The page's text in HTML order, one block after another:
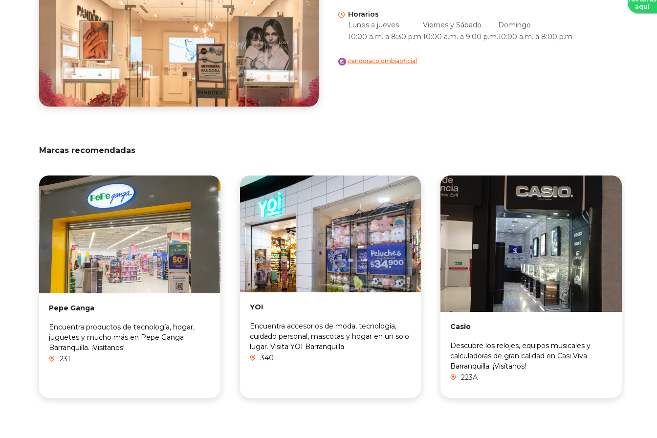
Horarios
Lunes a jueves
10:00 a.m. a 8:30 p.m.
Viernes y Sábado
10:00 a.m. a 9:00 p.m.
Domingo
10:00 a.m. a 8:00 p.m.
pandoracolombiaoficial
Marcas recomendadas
Pepe Ganga
Encuentra productos de tecnología, hogar,
juguetes y mucho más en Pepe Ganga
Barranquilla. ¡Visítanos!
231
YOI
Encuentra accesorios de moda, tecnología,
cuidado personal, mascotas y hogar en un solo
lugar. Visita YOI Barranquilla
340
Casio
Descubre los relojes, equipos musicales y
calculadoras de gran calidad en Casi Viva
Barranquilla. ¡Visítanos!
223A
aquí